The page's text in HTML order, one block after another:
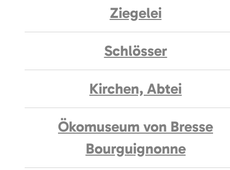
Ziegelei
Schlösser
Kirchen, Abtei
Ökomuseum von Bresse
Bourguignonne